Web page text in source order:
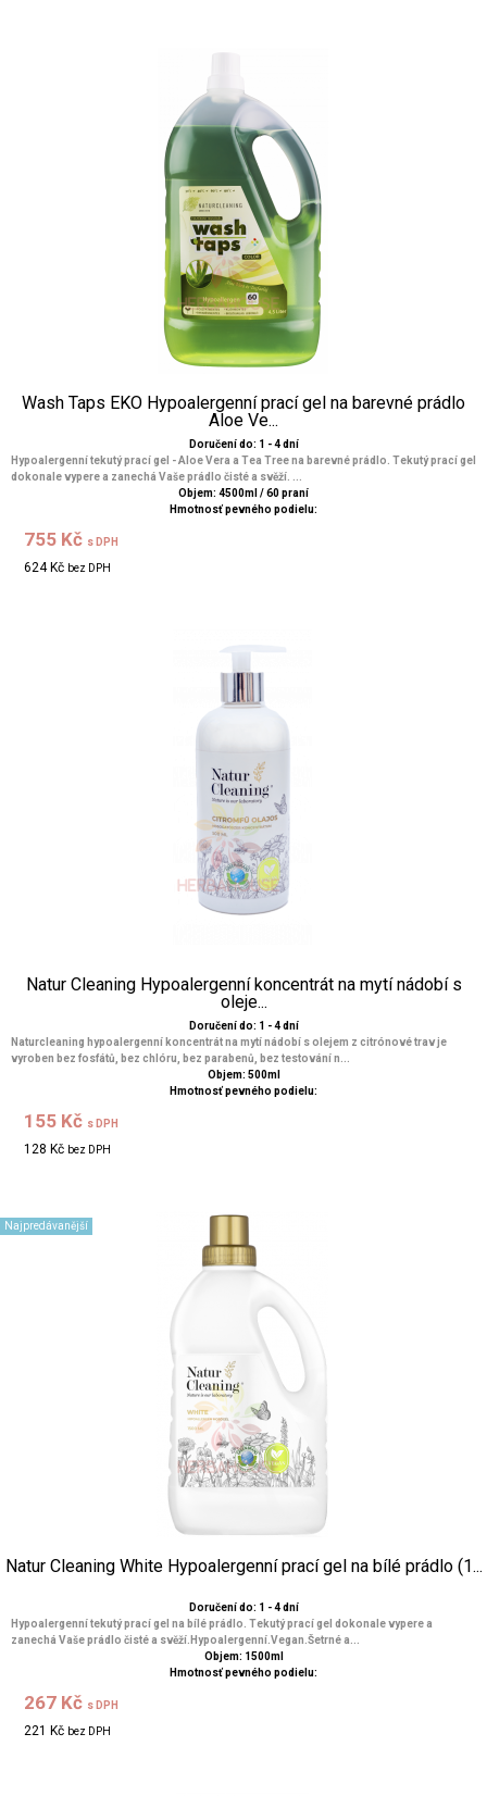
Wash Taps EKO Hypoalergenní prací gel na barevné prádlo
Aloe Ve...
Doručení do: 1 - 4 dní
Hypoalergenní tekutý prací gel - Aloe Vera a Tea Tree na barevné prádlo. Tekutý prací gel
dokonale vypere a zanechá Vaše prádlo čisté a svěží. ...
Objem: 4500ml / 60 praní
Hmotnosť pevného podielu:
755 Kč s DPH
624 Kč bez DPH
Natur Cleaning Hypoalergenní koncentrát na mytí nádobí s
oleje...
Doručení do: 1 - 4 dní
Naturcleaning hypoalergenní koncentrát na mytí nádobí s olejem z citrónové trav je
vyroben bez fosfátů, bez chlóru, bez parabenů, bez testování n...
Objem: 500ml
Hmotnosť pevného podielu:
155 Kč s DPH
128 Kč bez DPH
Najpredávanější
Natur Cleaning White Hypoalergenní prací gel na bílé prádlo (1...
Doručení do: 1 - 4 dní
Hypoalergenní tekutý prací gel na bílé prádlo. Tekutý prací gel dokonale vypere a
zanechá Vaše prádlo čisté a svěží.Hypoalergenní.Vegan.Šetrné a...
Objem: 1500ml
Hmotnosť pevného podielu:
267 Kč s DPH
221 Kč bez DPH